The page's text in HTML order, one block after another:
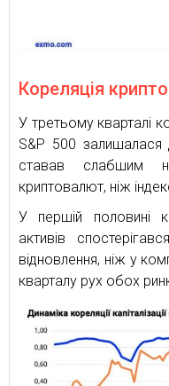
Кореляція
У третьому кварталі
S&P 500
ставав слабшим
криптовалют, ніж
У першій половині
активів
відновлення, ніж у
кварталу рух обох